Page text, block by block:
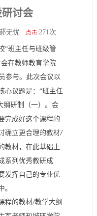
讨会
无忧 点击:271次
“班主任与班级管
在教师教育学院
参与。此次会议以
心议题是：“班主任
纲研制（一）。会
完成好这个课程的
确立更合理的教材/
教材，在此基础上
系列优秀教研成
发挥自己的专业优
。
程的教材/教学大纲